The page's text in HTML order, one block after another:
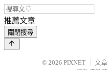
推薦文章
關閉搜尋
© 2026 PIXNET
文